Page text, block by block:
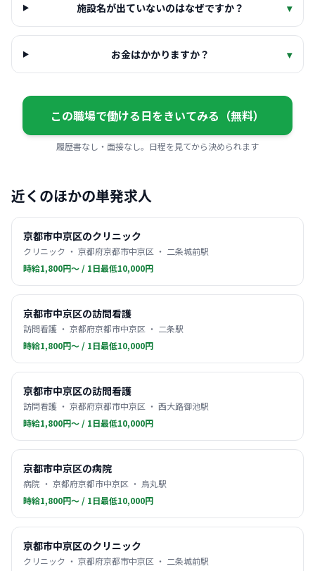
施設名が出ていないのはなぜですか？ ▾
お金はかかりますか？ ▾
この職場で働ける日をきいてみる（無料）
履歴書なし・面接なし。日程を見てから決められます
近くのほかの単発求人
京都市中京区のクリニック
クリニック ・ 京都府京都市中京区 ・ 二条城前駅
時給1,800円〜 / 1日最低10,000円
京都市中京区の訪問看護
訪問看護 ・ 京都府京都市中京区 ・ 二条駅
時給1,800円〜 / 1日最低10,000円
京都市中京区の訪問看護
訪問看護 ・ 京都府京都市中京区 ・ 西大路御池駅
時給1,800円〜 / 1日最低10,000円
京都市中京区の病院
病院 ・ 京都府京都市中京区 ・ 烏丸駅
時給1,800円〜 / 1日最低10,000円
京都市中京区のクリニック
クリニック ・ 京都府京都市中京区 ・ 二条城前駅